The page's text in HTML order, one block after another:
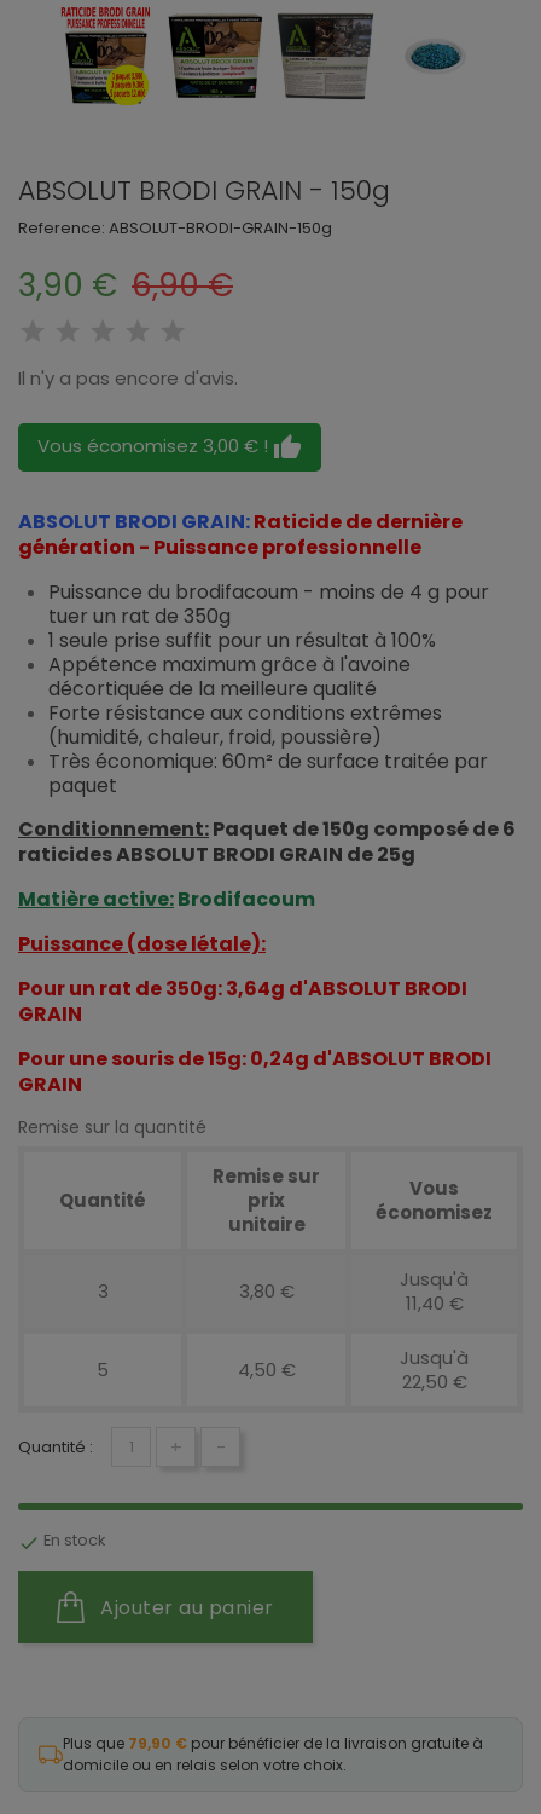
ABSOLUT BRODI GRAIN - 150g
Reference: ABSOLUT-BRODI-GRAIN-150g
3,90 € 6,90 €
Il n'y a pas encore d'avis.
Vous économisez 3,00 € ! thumb_up
ABSOLUT BRODI GRAIN:Raticide de dernière
génération - Puissance professionnelle
Puissance du brodifacoum - moins de 4 g pour
tuer un rat de 350g
1 seule prise suffit pour un résultat à 100%
Appétence maximum grâce à l'avoine
décortiquée de la meilleure qualité
Forte résistance aux conditions extrêmes
(humidité, chaleur, froid, poussière)
Très économique: 60m² de surface traitée par
paquet
Conditionnement:Paquet de 150g composé de 6
raticides ABSOLUT BRODI GRAIN de 25g
Matière active:Brodifacoum
Puissance (dose létale):
Pour un rat de 350g: 3,64g d'ABSOLUT BRODI
GRAIN
Pour une souris de 15g: 0,24g d'ABSOLUT BRODI
GRAIN
Remise sur la quantité
Quantité
Remise sur
prix
unitaire
Vous
économisez
3 3,80 €
Jusqu'à
11,40 €
5 4,50 €
Jusqu'à
22,50 €
Quantité : + -
 En stock
Ajouter au panier
Plus que 79,90 € pour bénéficier de la livraison gratuite à
domicile ou en relais selon votre choix.